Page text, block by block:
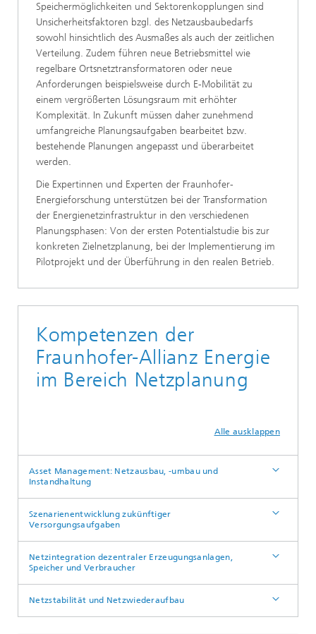
Speichermöglichkeiten und Sektorenkopplungen sind
Unsicherheitsfaktoren bzgl. des Netzausbaubedarfs
sowohl hinsichtlich des Ausmaßes als auch der zeitlichen
Verteilung. Zudem führen neue Betriebsmittel wie
regelbare Ortsnetztransformatoren oder neue
Anforderungen beispielsweise durch E-Mobilität zu
einem vergrößerten Lösungsraum mit erhöhter
Komplexität. In Zukunft müssen daher zunehmend
umfangreiche Planungsaufgaben bearbeitet bzw.
bestehende Planungen angepasst und überarbeitet
werden.
Die Expertinnen und Experten der Fraunhofer-
Energieforschung unterstützen bei der Transformation
der Energienetzinfrastruktur in den verschiedenen
Planungsphasen: Von der ersten Potentialstudie bis zur
konkreten Zielnetzplanung, bei der Implementierung im
Pilotprojekt und der Überführung in den realen Betrieb.
Kompetenzen der
Fraunhofer-Allianz Energie
im Bereich Netzplanung
Alle ausklappen
Asset Management: Netzausbau, -umbau und
Instandhaltung
Szenarienentwicklung zukünftiger
Versorgungsaufgaben
Netzintegration dezentraler Erzeugungsanlagen,
Speicher und Verbraucher
Netzstabilität und Netzwiederaufbau